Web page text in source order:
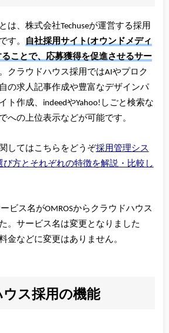
は、株式会社Techuseが運営する採用
す。
自社採用サイト(オウンドメディ
ことで、応募獲得を促進させるサー
クラウドハウス採用ではAIやプロク
の求人記事作成や豊富なデザインパ
ト作成、indeedやYahoo!しごと検索な
への上位表示などが可能です。
してはこちらをどうぞ採用管理シス
び方とそれぞれの特徴を解説・比較し
ビス名がOMROSからクラウドハウス
。サービス名は変更となりました
金などに変更はありません。
ス採用の機能